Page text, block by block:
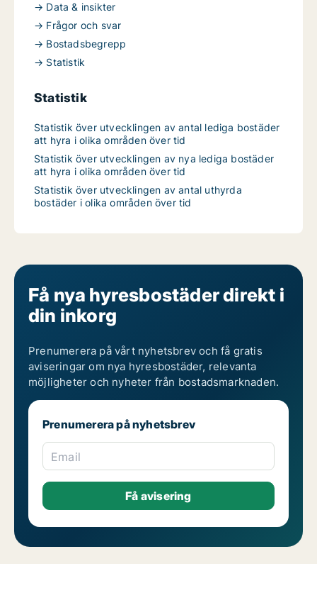
→ Data & insikter
→ Frågor och svar
→ Bostadsbegrepp
→ Statistik
Statistik
Statistik över utvecklingen av antal lediga bostäder
att hyra i olika områden över tid
Statistik över utvecklingen av nya lediga bostäder
att hyra i olika områden över tid
Statistik över utvecklingen av antal uthyrda
bostäder i olika områden över tid
Få nya hyresbostäder direkt i
din inkorg
Prenumerera på vårt nyhetsbrev och få gratis
aviseringar om nya hyresbostäder, relevanta
möjligheter och nyheter från bostadsmarknaden.
Prenumerera på nyhetsbrev
Email